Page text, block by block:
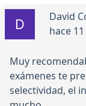
David
hace
Muy
exámenes te
selectividad, el